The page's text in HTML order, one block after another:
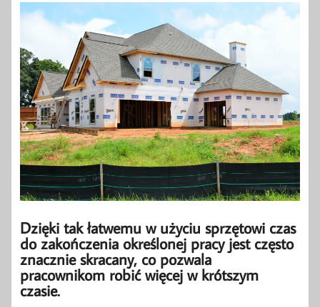
Dzięki tak łatwemu w użyciu sprzętowi czas
do zakończenia określonej pracy jest często
znacznie skracany, co pozwala
pracownikom robić więcej w krótszym
czasie.